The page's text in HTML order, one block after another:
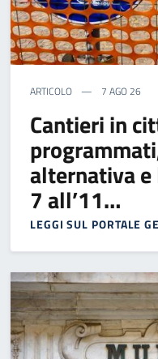
ARTICOLO 7 AGO 26
Cantieri in
alternativa
7 all’11…
LEGGI SUL PORTALE